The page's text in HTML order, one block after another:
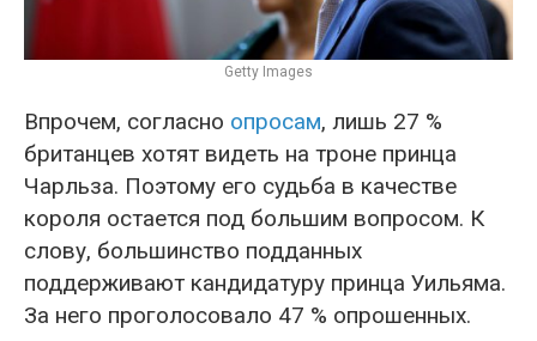
Getty Images
Впрочем, согласно опросам, лишь 27 %
британцев хотят видеть на троне принца
Чарльза. Поэтому его судьба в качестве
короля остается под большим вопросом. К
слову, большинство подданных
поддерживают кандидатуру принца Уильяма.
За него проголосовало 47 % опрошенных.